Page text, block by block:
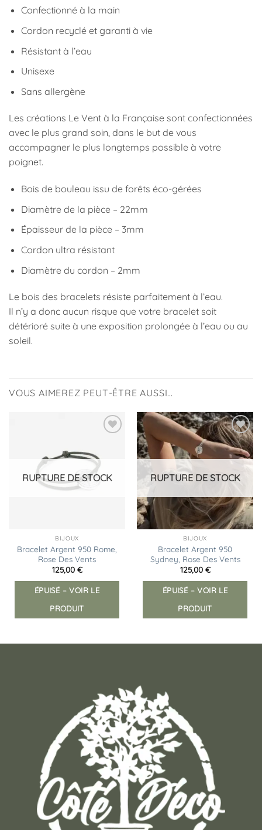
Confectionné à la main
Cordon recyclé et garanti à vie
Résistant à l’eau
Unisexe
Sans allergène
Les créations Le Vent à la Française sont confectionnées
avec le plus grand soin, dans le but de vous
accompagner le plus longtemps possible à votre
poignet.
Bois de bouleau issu de forêts éco-gérées
Diamètre de la pièce – 22mm
Épaisseur de la pièce – 3mm
Cordon ultra résistant
Diamètre du cordon – 2mm
Le bois des bracelets résiste parfaitement à l’eau.
Il n’y a donc aucun risque que votre bracelet soit
détérioré suite à une exposition prolongée à l’eau ou au
soleil.
VOUS AIMEREZ PEUT-ÊTRE AUSSI…
d’envies
RUPTURE DE STOCK
BIJOUX
Bracelet Argent 950 Rome,
Rose Des Vents
125,00 €
ÉPUISÉ – VOIR LE
PRODUIT
Ajouter
à la
liste
RUPTURE DE STOCK
BIJOUX
Bracelet Argent 950
Sydney, Rose Des Vents
125,00 €
ÉPUISÉ – VOIR LE
PRODUIT